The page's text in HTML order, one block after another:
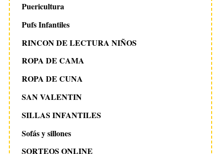
Puericultura
Pufs Infantiles
RINCON DE LECTURA NIÑOS
ROPA DE CAMA
ROPA DE CUNA
SAN VALENTIN
SILLAS INFANTILES
Sofás y sillones
SORTEOS ONLINE